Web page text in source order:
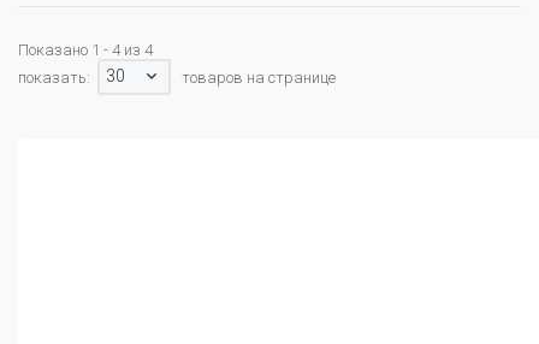
Показано 1 - 4 из 4
показать:
30 товаров на странице